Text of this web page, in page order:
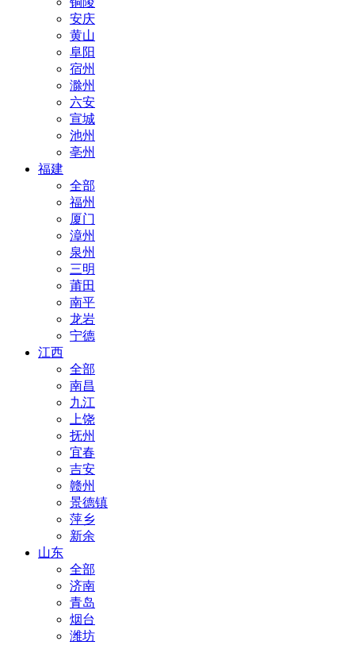
安庆
黄山
阜阳
宿州
滁州
六安
宣城
池州
亳州
福建
全部
福州
厦门
漳州
泉州
三明
莆田
南平
龙岩
宁德
江西
全部
南昌
九江
上饶
抚州
宜春
吉安
赣州
景德镇
萍乡
新余
山东
全部
济南
青岛
烟台
潍坊